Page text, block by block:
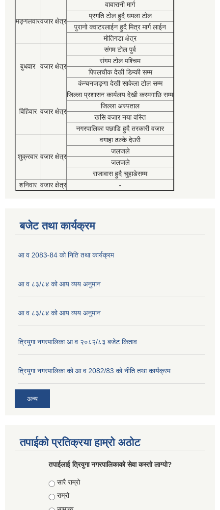
मङ्गलवारवजार क्षेत्र
वावारानी मार्ग
प्रगति टोल हुदै धमला टोल
पुरानो क्वाटरलाईन हुदै मित्र मार्ग लाईन
मोतिगडा क्षेत्र
बुधवार वजार क्षेत्र
संगम टोल पुर्व
संगम टोल पश्चिम
पिपलचौक देखी डिम्की सम्म
कंन्चनजङ्गा देखी साकेला टोल सम्म
विहिवार वजार क्षेत्र
जिल्ला प्रशासन कार्यलय देखी करमगाछि सम्म
जिल्ला अस्पताल
खसि वजार नया वस्ति
नगरपालिका पछाडि हुदै तरकारी वजार
शुक्रवार वजार क्षेत्र
वगाहा ढल्के देउरी
जलजले
जलजले
राजावास हुदै चुहाडेसम्म
शनिवार वजार क्षेत्र -
बजेट तथा कार्यक्रम
आ व 2083-84 को निति तथा कार्यक्रम
आ व ८३/८४ को आय व्यय अनुमान
आ व ८३/८४ को आय व्यय अनुमान
त्रियुगा नगरपालिका आ व २०८२/८३ बजेट किताव
त्रियुगा नगरपालिका को आ व 2082/83 को नीति तथा कार्यक्रम
अन्य
तपाईको प्रतिक्रया हाम्रो अठोट
तपाईलाई त्रियुगा नगरपालिकाको सेवा कस्तो लाग्यो?
Choices
सारै राम्रो
राम्रो